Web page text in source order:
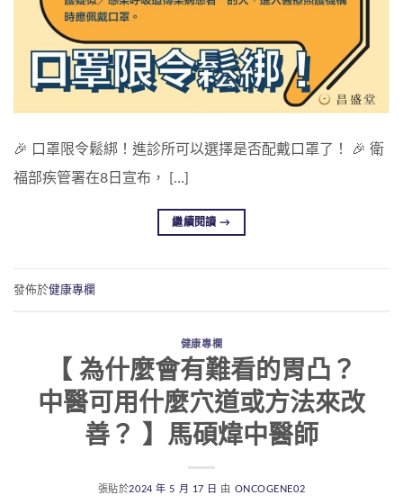
🎉 口罩限令鬆綁！進診所可以選擇是否配戴口罩了！ 🎉 衛
福部疾管署在8日宣布， […]
繼續閱讀→
發佈於健康專欄
健康專欄
【 為什麼會有難看的胃凸？
中醫可用什麼穴道或方法來改
善？ 】馬碩煒中醫師
張貼於2024 年 5 月 17 日 由 ONCOGENE02